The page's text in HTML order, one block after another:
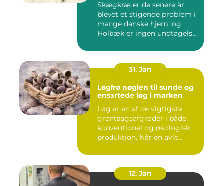
Skægkræ er de senere år
blevet et stigende problem i
mange danske hjem, og
Holbæk er ingen undtagels...
31. Jan
Løgfrø nøglen til sunde og
ensartede løg i marken
Løg er en af de vigtigste
grøntsagsafgrøder i både
konventionel og økologisk
produktion. Når en avle...
12. Jan